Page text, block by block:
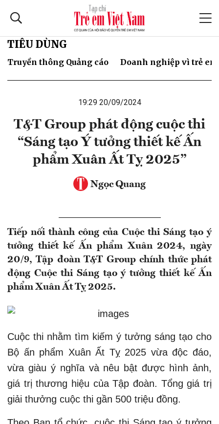
TIÊU DÙNG
Truyền thông Quảng cáo Doanh nghiệp vì trẻ em
19:29 20/09/2024
T&T Group phát động cuộc thi
“Sáng tạo Ý tưởng thiết kế Ấn
phẩm Xuân Ất Tỵ 2025”
Ngọc Quang
Tiếp nối thành công của Cuộc thi Sáng tạo ý
tưởng thiết kế Ấn phẩm Xuân 2024, ngày
20/9, Tập đoàn T&T Group chính thức phát
động Cuộc thi Sáng tạo ý tưởng thiết kế Ấn
phẩm Xuân Ất Tỵ 2025.
Cuộc thi nhằm tìm kiếm ý tưởng sáng tạo cho
Bộ ấn phẩm Xuân Ất Tỵ 2025 vừa độc đáo,
vừa giàu ý nghĩa và nêu bật được hình ảnh,
giá trị thương hiệu của Tập đoàn. Tổng giá trị
giải thưởng cuộc thi gần 500 triệu đồng.